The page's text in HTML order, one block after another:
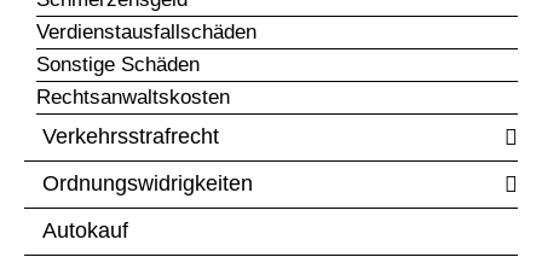
Verdienstausfallschäden
Sonstige Schäden
Rechtsanwaltskosten
Verkehrsstrafrecht
Ordnungswidrigkeiten
Autokauf